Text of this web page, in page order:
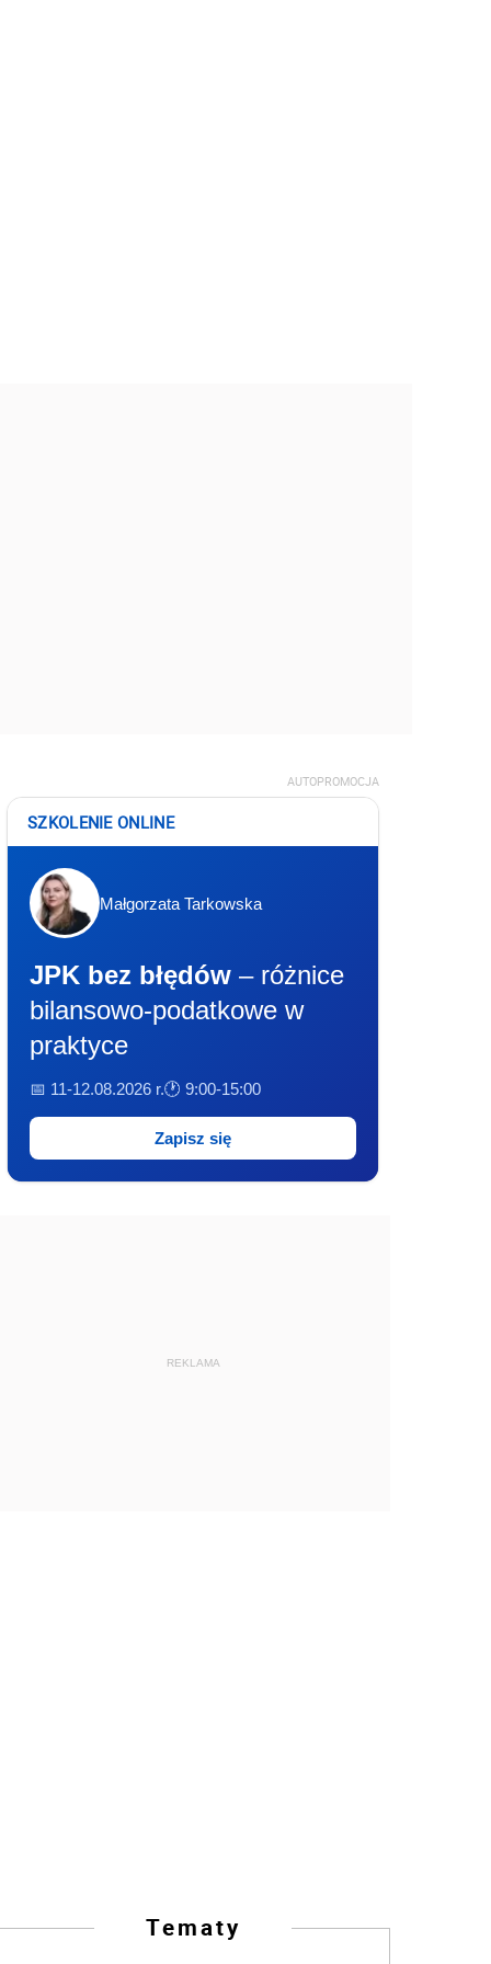
AUTOPROMOCJA
SZKOLENIE ONLINE
Małgorzata Tarkowska
JPK bez błędów – różnice
bilansowo-podatkowe w
praktyce
📅 11-12.08.2026 r.🕐 9:00-15:00
Zapisz się
REKLAMA
Tematy